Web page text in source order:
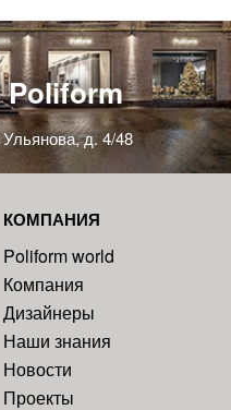
д. 4/48
КОМПАНИЯ
Poliform world
Компания
Дизайнеры
Наши знания
Новости
Проекты